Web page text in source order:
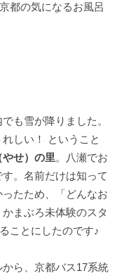
都の気になるお風呂
も雪が降りました。
しい！ ということ
せ）の里。八瀬でお
す。名前だけは知って
たため、「どんなお
まぶろ未体験のスタ
ことにしたのです♪
ら、京都バス17系統